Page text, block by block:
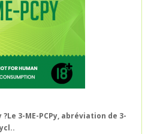
3-ME-PCPy, abréviation de 3-